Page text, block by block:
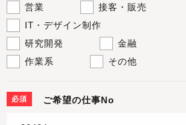
営業
接客・販売
IT・デザイン制作
研究開発
金融
作業系
その他
必須 ご希望の仕事No